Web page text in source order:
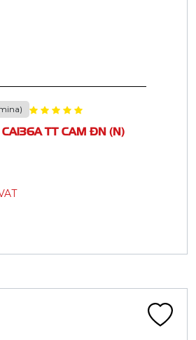
TT CAM ĐN (N)